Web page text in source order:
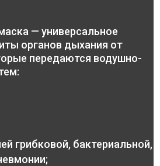
— универсальное
органов дыхания от
передаются водушно-
грибковой, бактериальной,